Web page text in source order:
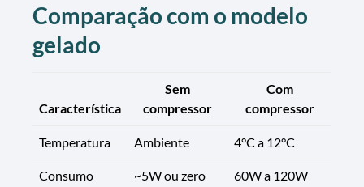
Comparação com o modelo
gelado
Característica
Sem
compressor
Com
compressor
Temperatura Ambiente 4°C a 12°C
Consumo ~5W ou zero 60W a 120W